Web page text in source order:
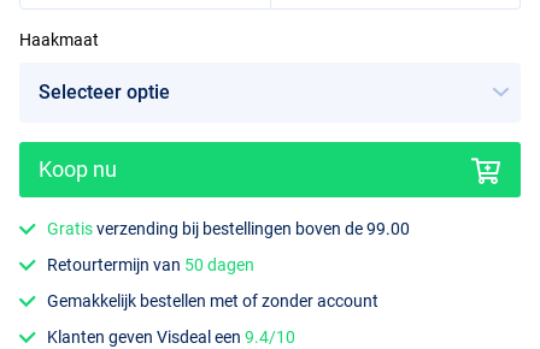
Haakmaat
Koop nu
Gratisverzending bij bestellingen boven de 99.00
Retourtermijn van 50 dagen
Gemakkelijk bestellen met of zonder account
Klanten geven Visdeal een9.4/10